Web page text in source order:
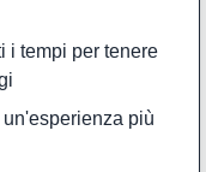
i tempi per tenere
più